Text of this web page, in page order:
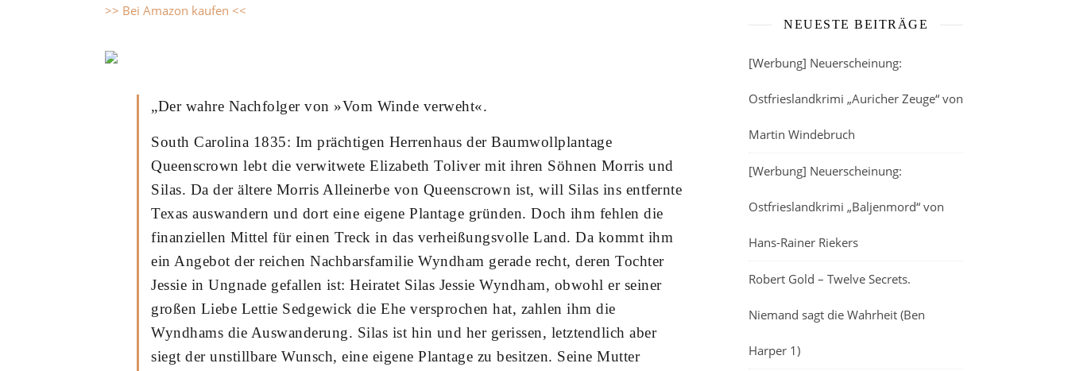
>> Bei Amazon kaufen <<
„Der wahre Nachfolger von »Vom Winde verweht«.
South Carolina 1835: Im prächtigen Herrenhaus der Baumwollplantage
Queenscrown lebt die verwitwete Elizabeth Toliver mit ihren Söhnen Morris und
Silas. Da der ältere Morris Alleinerbe von Queenscrown ist, will Silas ins entfernte
Texas auswandern und dort eine eigene Plantage gründen. Doch ihm fehlen die
finanziellen Mittel für einen Treck in das verheißungsvolle Land. Da kommt ihm
ein Angebot der reichen Nachbarsfamilie Wyndham gerade recht, deren Tochter
Jessie in Ungnade gefallen ist: Heiratet Silas Jessie Wyndham, obwohl er seiner
großen Liebe Lettie Sedgewick die Ehe versprochen hat, zahlen ihm die
Wyndhams die Auswanderung. Silas ist hin und her gerissen, letztendlich aber
siegt der unstillbare Wunsch, eine eigene Plantage zu besitzen. Seine Mutter
NEUESTE BEITRÄGE
[Werbung] Neuerscheinung:
Ostfrieslandkrimi „Auricher Zeuge“ von
Martin Windebruch
[Werbung] Neuerscheinung:
Ostfrieslandkrimi „Baljenmord“ von
Hans-Rainer Riekers
Robert Gold – Twelve Secrets.
Niemand sagt die Wahrheit (Ben
Harper 1)